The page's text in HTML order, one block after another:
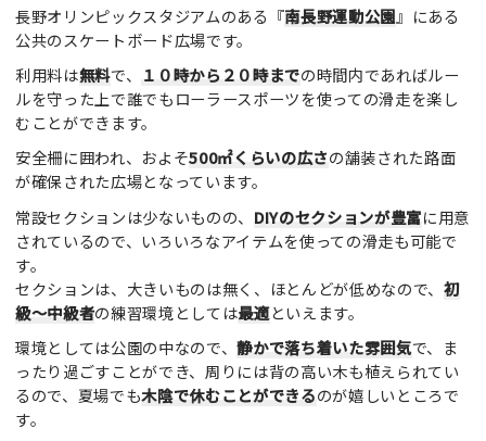
長野オリンピックスタジアムのある『南長野運動公園』にある
公共のスケートボード広場です。
利用料は無料で、 １０時から２０時までの時間内であればルー
ルを守った上で誰でもローラースポーツを使っての滑走を楽し
むことができます。
安全柵に囲われ、およそ500㎡くらいの広さの舗装された路面
が確保された広場となっています。
常設セクションは少ないものの、 DIYのセクションが豊富に用意
されているので、いろいろなアイテムを使っての滑走も可能で
す。
セクションは、大きいものは無く、ほとんどが低めなので、 初
級～中級者の練習環境としては最適といえます。
環境としては公園の中なので、静かで落ち着いた雰囲気で、ま
ったり過ごすことができ、周りには背の高い木も植えられてい
るので、夏場でも木陰で休むことができるのが嬉しいところで
す。